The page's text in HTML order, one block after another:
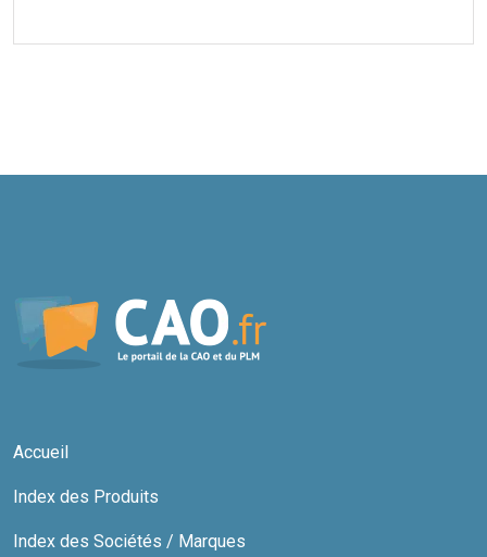
Accueil
Index des Produits
Index des Sociétés / Marques